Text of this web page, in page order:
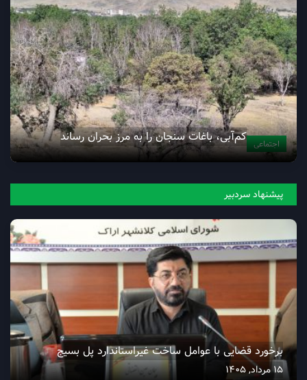
اجتماعی کم‌آبی، باغات سنجان‌ را به مرز بحران رساند
پیشنهاد سردبیر
برخورد قضایی با عوامل ساخت غیراستاندارد پل بسیج
15 مرداد, 1405